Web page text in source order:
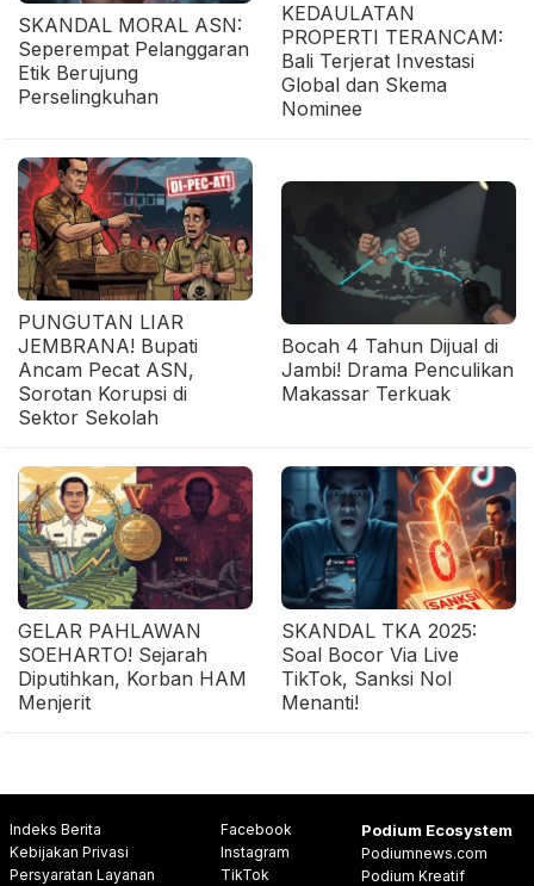
SKANDAL MORAL ASN:
Seperempat Pelanggaran
Etik Berujung
Perselingkuhan
KEDAULATAN
PROPERTI TERANCAM:
Bali Terjerat Investasi
Global dan Skema
Nominee
PUNGUTAN LIAR
JEMBRANA! Bupati
Ancam Pecat ASN,
Sorotan Korupsi di
Sektor Sekolah
Bocah 4 Tahun Dijual di
Jambi! Drama Penculikan
Makassar Terkuak
GELAR PAHLAWAN
SOEHARTO! Sejarah
Diputihkan, Korban HAM
Menjerit
SKANDAL TKA 2025:
Soal Bocor Via Live
TikTok, Sanksi Nol
Menanti!
Indeks Berita
Kebijakan Privasi
Persyaratan Layanan
Facebook
Instagram
TikTok
Podium Ecosystem
Podiumnews.com
Podium Kreatif